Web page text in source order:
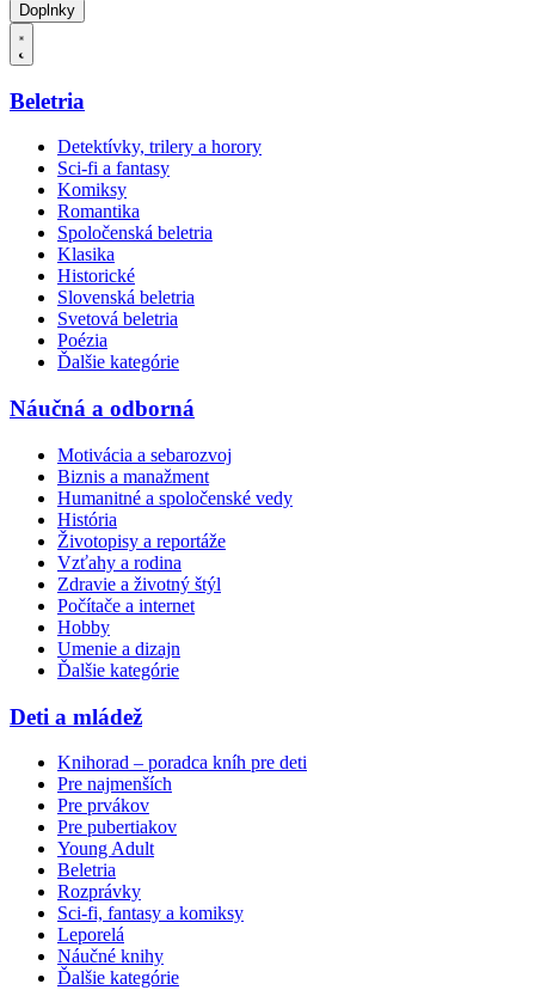
Doplnky
Beletria
Detektívky, trilery a horory
Sci-fi a fantasy
Komiksy
Romantika
Spoločenská beletria
Klasika
Historické
Slovenská beletria
Svetová beletria
Poézia
Ďalšie kategórie
Náučná a odborná
Motivácia a sebarozvoj
Biznis a manažment
Humanitné a spoločenské vedy
História
Životopisy a reportáže
Vzťahy a rodina
Zdravie a životný štýl
Počítače a internet
Hobby
Umenie a dizajn
Ďalšie kategórie
Deti a mládež
Knihorad – poradca kníh pre deti
Pre najmenších
Pre prvákov
Pre pubertiakov
Young Adult
Beletria
Rozprávky
Sci-fi, fantasy a komiksy
Leporelá
Náučné knihy
Ďalšie kategórie